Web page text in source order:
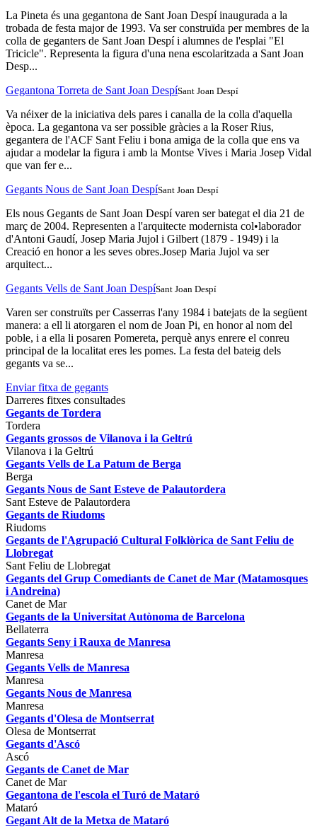
La Pineta és una gegantona de Sant Joan Despí inaugurada a la
trobada de festa major de 1993. Va ser construïda per membres de la
colla de geganters de Sant Joan Despí i alumnes de l'esplai "El
Tricicle". Representa la figura d'una nena escolaritzada a Sant Joan
Desp...
Gegantona Torreta de Sant Joan DespíSant Joan Despí
Va néixer de la iniciativa dels pares i canalla de la colla d'aquella
època. La gegantona va ser possible gràcies a la Roser Rius,
gegantera de l'ACF Sant Feliu i bona amiga de la colla que ens va
ajudar a modelar la figura i amb la Montse Vives i Maria Josep Vidal
que van fer e...
Gegants Nous de Sant Joan DespíSant Joan Despí
Els nous Gegants de Sant Joan Despí varen ser bategat el dia 21 de
març de 2004. Representen a l'arquitecte modernista col•laborador
d'Antoni Gaudí, Josep Maria Jujol i Gilbert (1879 - 1949) i la
Creació en honor a les seves obres.Josep Maria Jujol va ser
arquitect...
Gegants Vells de Sant Joan DespíSant Joan Despí
Varen ser construïts per Casserras l'any 1984 i batejats de la següent
manera: a ell li atorgaren el nom de Joan Pi, en honor al nom del
poble, i a ella li posaren Pomereta, perquè anys enrere el conreu
principal de la localitat eres les pomes. La festa del bateig dels
gegants va se...
Enviar fitxa de gegants
Darreres fitxes consultades
Gegants de Tordera
Tordera
Gegants grossos de Vilanova i la Geltrú
Vilanova i la Geltrú
Gegants Vells de La Patum de Berga
Berga
Gegants Nous de Sant Esteve de Palautordera
Sant Esteve de Palautordera
Gegants de Riudoms
Riudoms
Gegants de l'Agrupació Cultural Folklòrica de Sant Feliu de
Llobregat
Sant Feliu de Llobregat
Gegants del Grup Comediants de Canet de Mar (Matamosques
i Andreina)
Canet de Mar
Gegants de la Universitat Autònoma de Barcelona
Bellaterra
Gegants Seny i Rauxa de Manresa
Manresa
Gegants Vells de Manresa
Manresa
Gegants Nous de Manresa
Manresa
Gegants d'Olesa de Montserrat
Olesa de Montserrat
Gegants d'Ascó
Ascó
Gegants de Canet de Mar
Canet de Mar
Gegantona de l'escola el Turó de Mataró
Mataró
Gegant Alt de la Metxa de Mataró